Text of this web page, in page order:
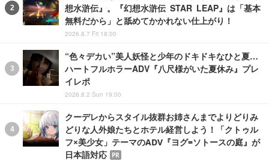
想水滸伝』。『幻想水滸伝 STAR LEAP』は「基本
無料だから」と舐めてかかれない仕上がり！
2026.8.7 Fri 18:00
“色々デカい”美人妖怪と少年のドキドキなひと夏…
ハートフルホラーADV『八尺様がいた夏休み』プレ
イレポ
2026.8.2 Sun 19:00
クーデレからスタイル抜群お姉さんまでよりどりみ
どりな人外娘たちとホテル経営しよう！「クトゥル
フ×美少女」テーマのADV『ヨグ=ソトースの庭』が
日本語対応
PR